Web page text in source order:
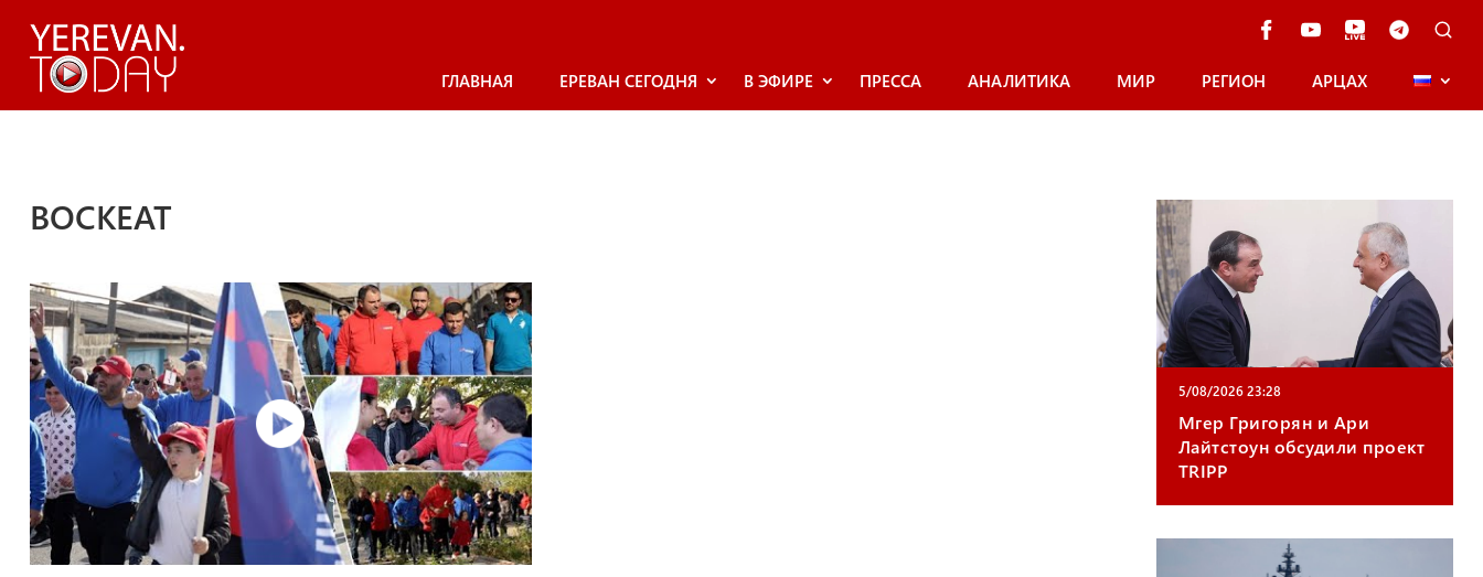
ГЛАВНАЯ ЕРЕВАН СЕГОДНЯ В ЭФИРЕ ПРЕССА АНАЛИТИКА МИР РЕГИОН АРЦАХ
ВОСКЕАТ
5/08/2026 23:28
Мгер Григорян и Ари
Лайтстоун обсудили проект
TRIPP